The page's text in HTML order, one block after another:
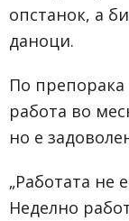
опстанок, а
даноци.
По
работа во
но е
„Работата не
Неделно